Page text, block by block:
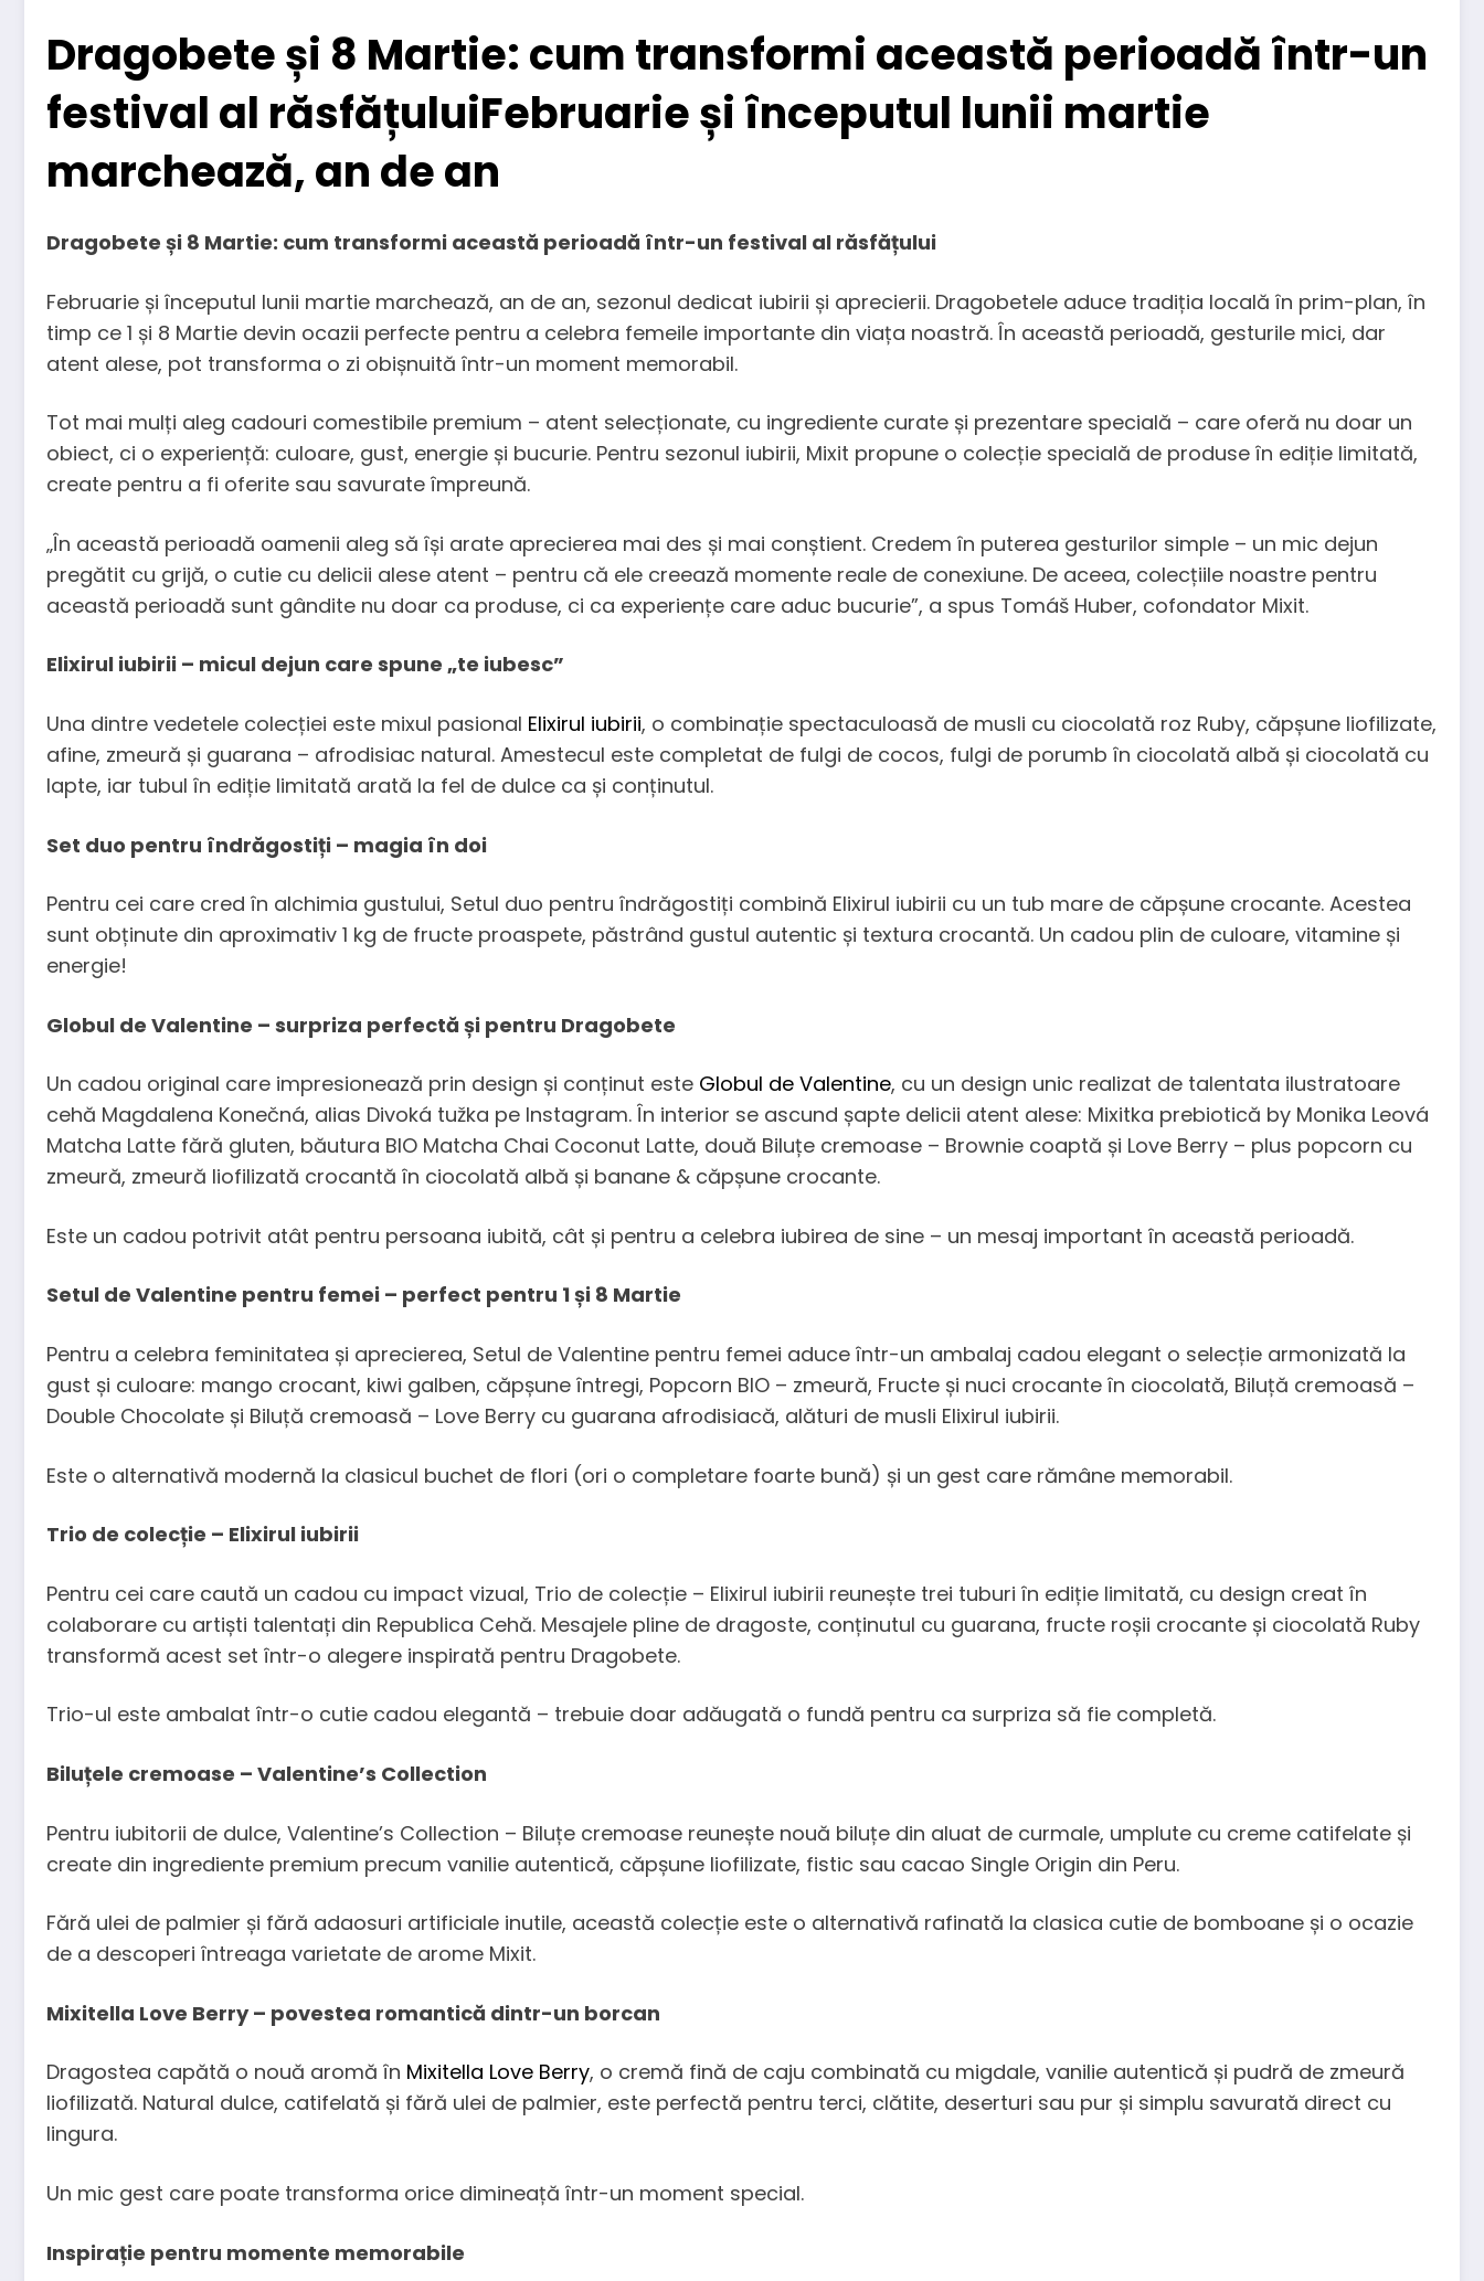
Dragobete și 8 Martie: cum transformi această perioadă într-un
festival al răsfățuluiFebruarie și începutul lunii martie
marchează, an de an
Dragobete și 8 Martie: cum transformi această perioadă într-un festival al răsfățului
Februarie și începutul lunii martie marchează, an de an, sezonul dedicat iubirii și aprecierii. Dragobetele aduce tradiția locală în prim-plan, în
timp ce 1 și 8 Martie devin ocazii perfecte pentru a celebra femeile importante din viața noastră. În această perioadă, gesturile mici, dar
atent alese, pot transforma o zi obișnuită într-un moment memorabil.
Tot mai mulți aleg cadouri comestibile premium – atent selecționate, cu ingrediente curate și prezentare specială – care oferă nu doar un
obiect, ci o experiență: culoare, gust, energie și bucurie. Pentru sezonul iubirii, Mixit propune o colecție specială de produse în ediție limitată,
create pentru a fi oferite sau savurate împreună.
„În această perioadă oamenii aleg să își arate aprecierea mai des și mai conștient. Credem în puterea gesturilor simple – un mic dejun
pregătit cu grijă, o cutie cu delicii alese atent – pentru că ele creează momente reale de conexiune. De aceea, colecțiile noastre pentru
această perioadă sunt gândite nu doar ca produse, ci ca experiențe care aduc bucurie”, a spus Tomáš Huber, cofondator Mixit.
Elixirul iubirii – micul dejun care spune „te iubesc”
Una dintre vedetele colecției este mixul pasional Elixirul iubirii, o combinație spectaculoasă de musli cu ciocolată roz Ruby, căpșune liofilizate,
afine, zmeură și guarana – afrodisiac natural. Amestecul este completat de fulgi de cocos, fulgi de porumb în ciocolată albă și ciocolată cu
lapte, iar tubul în ediție limitată arată la fel de dulce ca și conținutul.
Set duo pentru îndrăgostiți – magia în doi
Pentru cei care cred în alchimia gustului, Setul duo pentru îndrăgostiți combină Elixirul iubirii cu un tub mare de căpșune crocante. Acestea
sunt obținute din aproximativ 1 kg de fructe proaspete, păstrând gustul autentic și textura crocantă. Un cadou plin de culoare, vitamine și
energie!
Globul de Valentine – surpriza perfectă și pentru Dragobete
Un cadou original care impresionează prin design și conținut este Globul de Valentine, cu un design unic realizat de talentata ilustratoare
cehă Magdalena Konečná, alias Divoká tužka pe Instagram. În interior se ascund șapte delicii atent alese: Mixitka prebiotică by Monika Leová
Matcha Latte fără gluten, băutura BIO Matcha Chai Coconut Latte, două Biluțe cremoase – Brownie coaptă și Love Berry – plus popcorn cu
zmeură, zmeură liofilizată crocantă în ciocolată albă și banane & căpșune crocante.
Este un cadou potrivit atât pentru persoana iubită, cât și pentru a celebra iubirea de sine – un mesaj important în această perioadă.
Setul de Valentine pentru femei – perfect pentru 1 și 8 Martie
Pentru a celebra feminitatea și aprecierea, Setul de Valentine pentru femei aduce într-un ambalaj cadou elegant o selecție armonizată la
gust și culoare: mango crocant, kiwi galben, căpșune întregi, Popcorn BIO – zmeură, Fructe și nuci crocante în ciocolată, Biluță cremoasă –
Double Chocolate și Biluță cremoasă – Love Berry cu guarana afrodisiacă, alături de musli Elixirul iubirii.
Este o alternativă modernă la clasicul buchet de flori (ori o completare foarte bună) și un gest care rămâne memorabil.
Trio de colecție – Elixirul iubirii
Pentru cei care caută un cadou cu impact vizual, Trio de colecție – Elixirul iubirii reunește trei tuburi în ediție limitată, cu design creat în
colaborare cu artiști talentați din Republica Cehă. Mesajele pline de dragoste, conținutul cu guarana, fructe roșii crocante și ciocolată Ruby
transformă acest set într-o alegere inspirată pentru Dragobete.
Trio-ul este ambalat într-o cutie cadou elegantă – trebuie doar adăugată o fundă pentru ca surpriza să fie completă.
Biluțele cremoase – Valentine’s Collection
Pentru iubitorii de dulce, Valentine’s Collection – Biluțe cremoase reunește nouă biluțe din aluat de curmale, umplute cu creme catifelate și
create din ingrediente premium precum vanilie autentică, căpșune liofilizate, fistic sau cacao Single Origin din Peru.
Fără ulei de palmier și fără adaosuri artificiale inutile, această colecție este o alternativă rafinată la clasica cutie de bomboane și o ocazie
de a descoperi întreaga varietate de arome Mixit.
Mixitella Love Berry – povestea romantică dintr-un borcan
Dragostea capătă o nouă aromă în Mixitella Love Berry, o cremă fină de caju combinată cu migdale, vanilie autentică și pudră de zmeură
liofilizată. Natural dulce, catifelată și fără ulei de palmier, este perfectă pentru terci, clătite, deserturi sau pur și simplu savurată direct cu
lingura.
Un mic gest care poate transforma orice dimineață într-un moment special.
Inspirație pentru momente memorabile